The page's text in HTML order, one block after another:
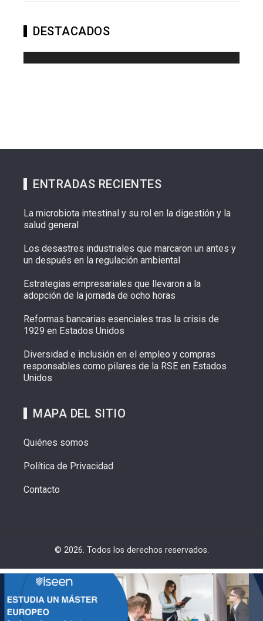
DESTACADOS
ENTRADAS RECIENTES
La microbiota intestinal y su rol en la digestión y la
salud general
Los desastres industriales que marcaron un antes y
un después en la regulación ambiental
Estrategias empresariales que llevaron a la
adopción de la jornada de ocho horas
Reformas bancarias esenciales tras la crisis de
1929 en Estados Unidos
Diversidad e inclusión en el empleo y compras
responsables como pilares de la RSE en Estados
Unidos
MAPA DEL SITIO
Quiénes somos
Política de Privacidad
Contacto
© 2026. Todos los derechos reservados.